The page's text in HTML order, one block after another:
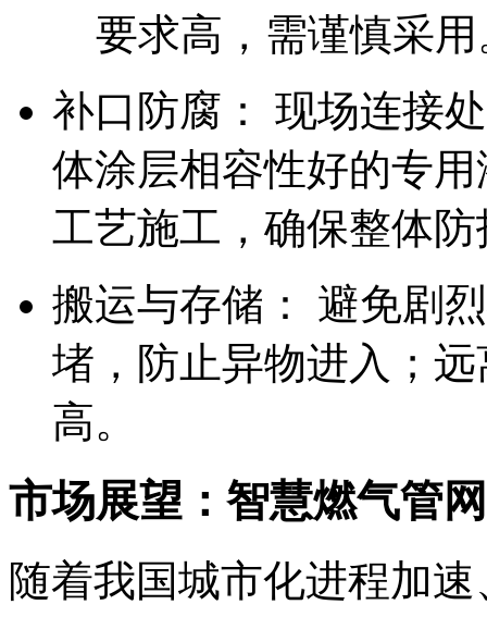
要求高，需谨慎采用
补口防腐： 现场连接
体涂层相容性好的专
工艺施工，确保整体
搬运与存储： 避免剧
堵，防止异物进入；
高。
市场展望：智慧燃气管
随着我国城市化进程加